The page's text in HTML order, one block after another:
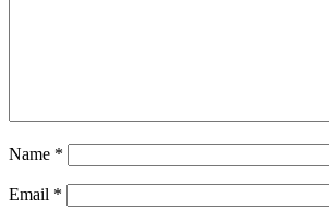
Name *
Email *